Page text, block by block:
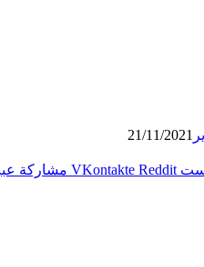
21/11/2021
مشاركة